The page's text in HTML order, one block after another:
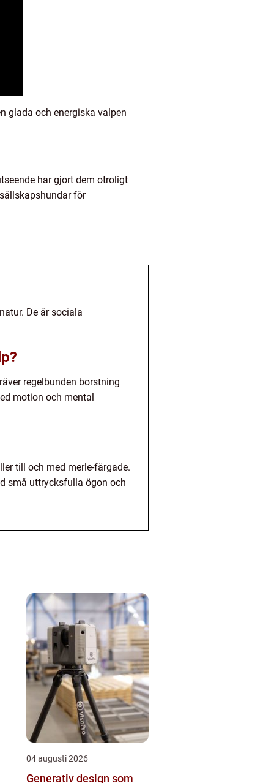
glada och energiska valpen
har gjort dem otroligt
för
De är sociala
regelbunden borstning
motion och mental
till och med merle-färgade.
små uttrycksfulla ögon och
04 augusti 2026
Generativ design som